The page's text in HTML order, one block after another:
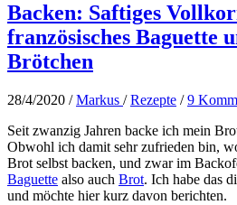
Backen: Saftiges
französisches Baguette
Brötchen
28/4/2020 /Markus /Rezepte /9
Seit zwanzig Jahren backe ich mein
Obwohl ich damit sehr zufrieden bin,
Brot selbst backen, und zwar im
Baguette also auch Brot. Ich habe das
und möchte hier kurz davon berichten.